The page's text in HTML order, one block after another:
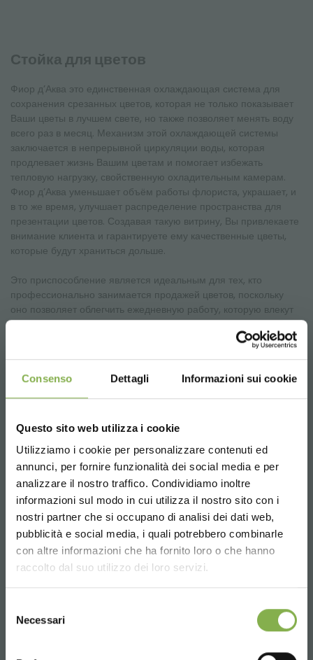
Consenso Dettagli Informazioni sui cookie
Questo sito web utilizza i cookie
Utilizziamo i cookie per personalizzare contenuti ed
annunci, per fornire funzionalità dei social media e per
analizzare il nostro traffico. Condividiamo inoltre
informazioni sul modo in cui utilizza il nostro sito con i
nostri partner che si occupano di analisi dei dati web,
pubblicità e social media, i quali potrebbero combinarle
con altre informazioni che ha fornito loro o che hanno
raccolto dal suo utilizzo dei loro servizi.
delNecessari
Стойка для цветов
Фиор д’Аква это единственная охлаждающая система для
сохранения срезанных цветов, которая не только показывает
Ваши цветы в лучшем свете, но также позволяет менять воду
всего раз в месяц. Механизм этой охлаждающей системы
заключается в непрерывной циркуляции воды, которая
продлевает жизнь Вашим цветам и помогает избежать
тепловую нагрузку, свойственную охладительным камерам.
Фиор д’Аква уменьшает объём работы флориста, украшает, и
в то же время, улучшает распределение пространства для
презентации цветов. Создавая такую витрину, Вы привлекаете
внимание клиента и гарантируете ему качественные цветы,
которые будут храниться дольше.
Это приспособление является идеальным для тех, кто
профессионально занимается продажей цветов, поскольку
оно позволяет облегчить ежедневную работу, которую влекут
за собой срезанные цветы. Фиор д’Аква также гарантирует
демонстрацию цветов без каких либо границ для Вашего
клиента и также помогает Вашим цветам храниться дольше.
Optional "Custom":
possibility of adding customized serigraphs.
Choose the country you are in and your
language for a better browsing experience
СКАЧАТЬ
ТЕХНИЧЕСКИЙ
ПАСПОРТ
зарегистрируйтесь, чтобы